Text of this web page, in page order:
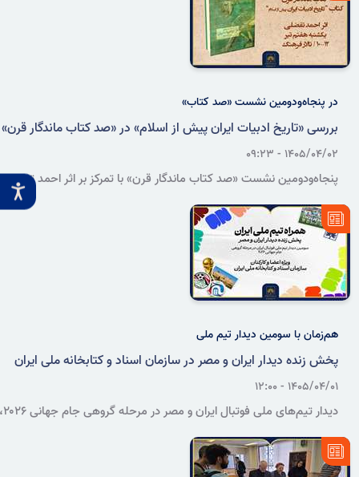
در پنجاه‌ودومین نشست «صد کتاب»
بررسی «تاریخ ادبیات ایران پیش از اسلام» در «صد کتاب ماندگار قرن»
۱۴۰۵/۰۴/۰۲ - ۰۹:۲۳
پنجاه‌ودومین نشست «صد کتاب ماندگار قرن» با تمرکز بر اثر احمد
میراث ادبی ایران در دوره پیش از اسلام و جایگاه زبان‌های ایرانی باستان و
میانه را بررسی می‌کند.
هم‌زمان با سومین دیدار تیم ملی
پخش زنده دیدار ایران و مصر در سازمان اسناد و کتابخانه ملی ایران
۱۴۰۵/۰۴/۰۱ - ۱۲:۰۰
دیدار تیم‌های ملی فوتبال ایران
ملی ایران به‌صورت زنده پخش می‌شود.